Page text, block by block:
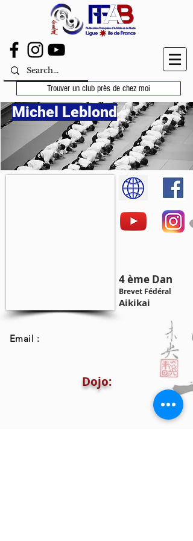
Trouver un club près de chez moi
Michel Leblond
4 ème Dan
Brevet Fédéral
Aikikai
Email :
Dojo: